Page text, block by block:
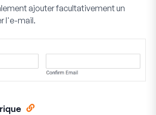
ajouter facultativement un
l'e-mail.